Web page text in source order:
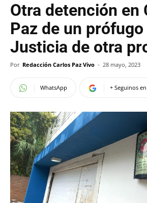
Otra detención en
Paz de un prófugo
Justicia de otra
Por Redacción Carlos Paz Vivo - 28 mayo, 2023
WhatsApp + Seguinos